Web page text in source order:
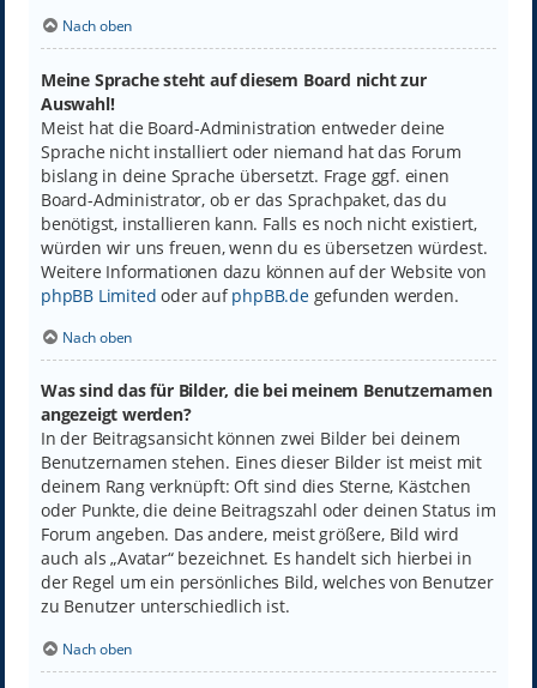
Nach oben
Meine Sprache steht auf diesem Board nicht zur
Auswahl!
Meist hat die Board-Administration entweder deine
Sprache nicht installiert oder niemand hat das Forum
bislang in deine Sprache übersetzt. Frage ggf. einen
Board-Administrator, ob er das Sprachpaket, das du
benötigst, installieren kann. Falls es noch nicht existiert,
würden wir uns freuen, wenn du es übersetzen würdest.
Weitere Informationen dazu können auf der Website von
phpBB Limited oder aufphpBB.degefunden werden.
Nach oben
Was sind das für Bilder, die bei meinem Benutzernamen
angezeigt werden?
In der Beitragsansicht können zwei Bilder bei deinem
Benutzernamen stehen. Eines dieser Bilder ist meist mit
deinem Rang verknüpft: Oft sind dies Sterne, Kästchen
oder Punkte, die deine Beitragszahl oder deinen Status im
Forum angeben. Das andere, meist größere, Bild wird
auch als „Avatar“ bezeichnet. Es handelt sich hierbei in
der Regel um ein persönliches Bild, welches von Benutzer
zu Benutzer unterschiedlich ist.
Nach oben